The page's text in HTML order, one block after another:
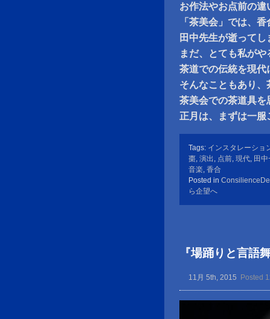
お作法やお点前の違
「茶美会」では、
田中先生が逝ってし
まだ、とても私がや
茶道での伝統を現代
そんなこともあり、
茶美会での茶道具を
正月は、まずは一服
Tags: インスタレーショ
棗, 演出 , 点前, 現代, 田
音楽, 香合
Posted in
ら企望へ
『場踊りと言語
11月 5th, 2015 Posted